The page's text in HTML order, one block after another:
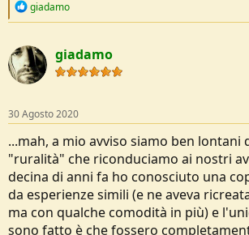
R
c
t
i
o
s
:
giadamo
giadamo
30 Agosto 2020
...mah, a mio avviso siamo ben lontani
"ruralità" che riconduciamo ai nostri
decina di anni fa ho conosciuto una
da esperienze simili (e ne aveva
ma con qualche comodità in più) e
sono fatto è che fossero